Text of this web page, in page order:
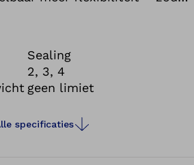
Sealing
2, 3, 4
geen limiet
specificaties